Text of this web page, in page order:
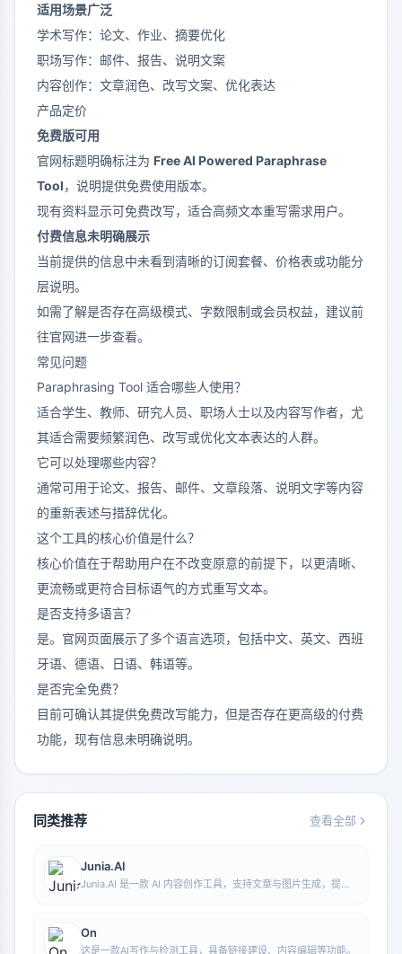
适用场景广泛
学术写作：论文、作业、摘要优化
职场写作：邮件、报告、说明文案
内容创作：文章润色、改写文案、优化表达
产品定价
免费版可用
官网标题明确标注为 Free AI Powered Paraphrase
Tool，说明提供免费使用版本。
现有资料显示可免费改写，适合高频文本重写需求用户。
付费信息未明确展示
当前提供的信息中未看到清晰的订阅套餐、价格表或功能分
层说明。
如需了解是否存在高级模式、字数限制或会员权益，建议前
往官网进一步查看。
常见问题
Paraphrasing Tool 适合哪些人使用？
适合学生、教师、研究人员、职场人士以及内容写作者，尤
其适合需要频繁润色、改写或优化文本表达的人群。
它可以处理哪些内容？
通常可用于论文、报告、邮件、文章段落、说明文字等内容
的重新表述与措辞优化。
这个工具的核心价值是什么？
核心价值在于帮助用户在不改变原意的前提下，以更清晰、
更流畅或更符合目标语气的方式重写文本。
是否支持多语言？
是。官网页面展示了多个语言选项，包括中文、英文、西班
牙语、德语、日语、韩语等。
是否完全免费？
目前可确认其提供免费改写能力，但是否存在更高级的付费
功能，现有信息未明确说明。
同类推荐 查看全部
Junia.AI
Junia.AI 是一款 AI 内容创作工具，支持文章与图片生成，提供
On
这是一款AI写作与检测工具，具备链接建设、内容编辑等功能。